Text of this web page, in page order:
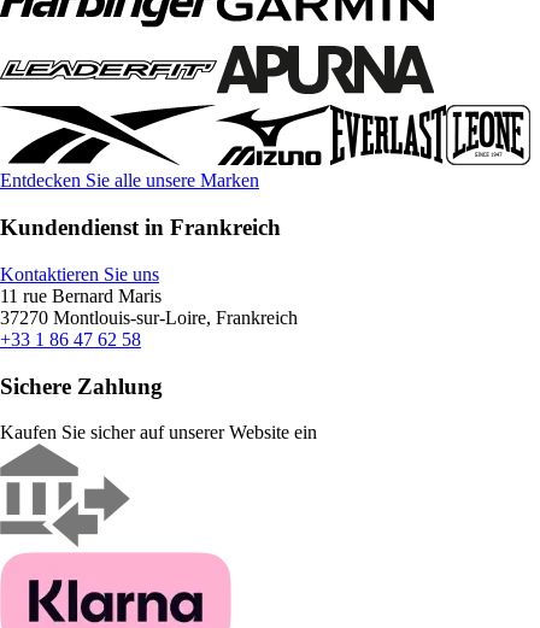
Entdecken Sie alle unsere Marken
Kundendienst in Frankreich
Kontaktieren Sie uns
11 rue Bernard Maris
37270 Montlouis-sur-Loire, Frankreich
+33 1 86 47 62 58
Sichere Zahlung
Kaufen Sie sicher auf unserer Website ein